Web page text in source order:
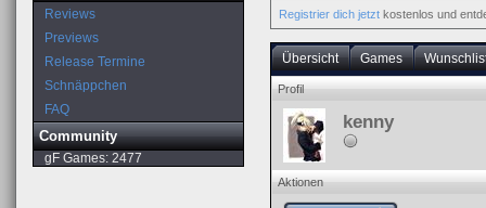
Registrier dich jetzt kostenlos und
Übersicht Games
Profil
kenny
Aktionen
Reviews
Previews
Release Termine
Schnäppchen
FAQ
Community
gF Games: 2477